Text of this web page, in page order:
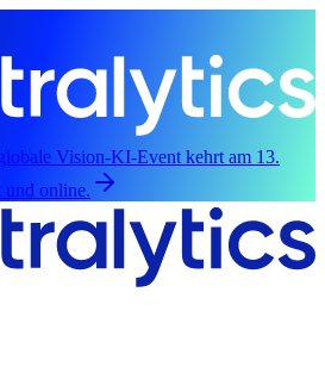
Vision-KI-Event kehrt am 13.
und online.